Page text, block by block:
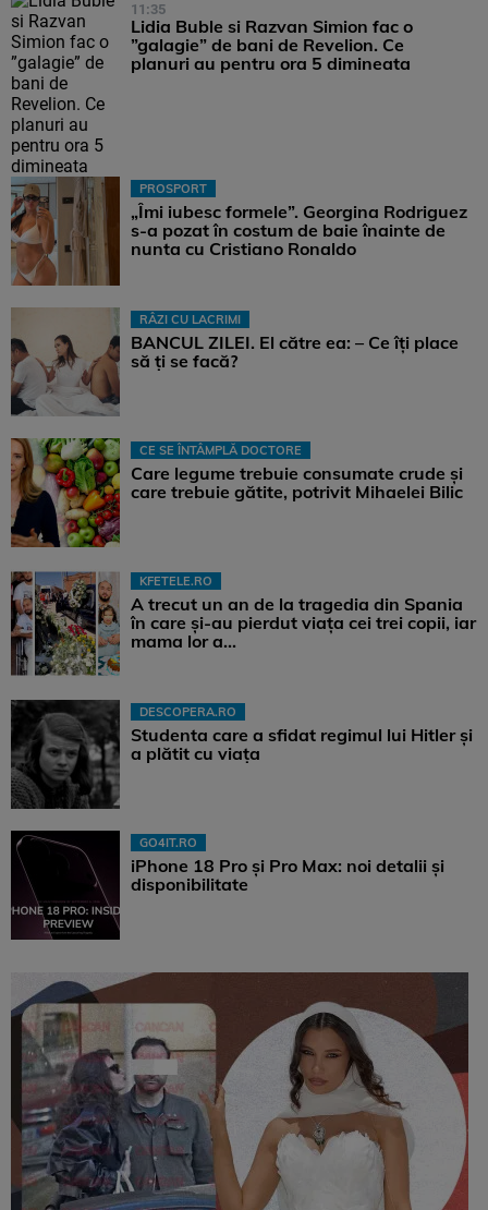
11:35
Lidia Buble si Razvan Simion fac o
”galagie” de bani de Revelion. Ce
planuri au pentru ora 5 dimineata
PROSPORT
„Îmi iubesc formele”. Georgina Rodriguez
s-a pozat în costum de baie înainte de
nunta cu Cristiano Ronaldo
RÂZI CU LACRIMI
BANCUL ZILEI. El către ea: – Ce îți place
să ți se facă?
CE SE ÎNTÂMPLĂ DOCTORE
Care legume trebuie consumate crude și
care trebuie gătite, potrivit Mihaelei Bilic
KFETELE.RO
A trecut un an de la tragedia din Spania
în care și-au pierdut viața cei trei copii, iar
mama lor a…
DESCOPERA.RO
Studenta care a sfidat regimul lui Hitler și
a plătit cu viața
GO4IT.RO
iPhone 18 Pro și Pro Max: noi detalii și
disponibilitate